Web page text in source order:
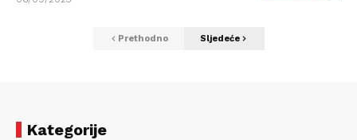
Prethodno Sljedeće
Kategorije